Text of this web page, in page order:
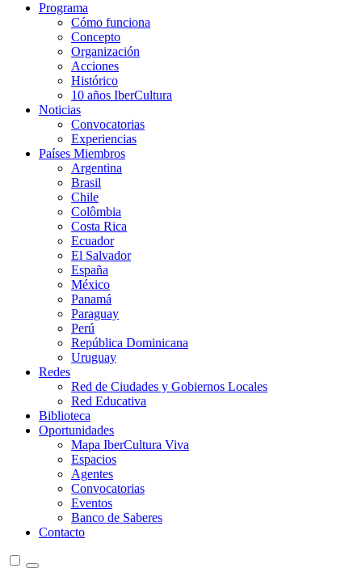
Programa
Cómo funciona
Concepto
Organización
Acciones
Histórico
10 años IberCultura
Noticias
Convocatorias
Experiencias
Países Miembros
Argentina
Brasil
Chile
Colômbia
Costa Rica
Ecuador
El Salvador
España
México
Panamá
Paraguay
Perú
República Dominicana
Uruguay
Redes
Red de Ciudades y Gobiernos Locales
Red Educativa
Biblioteca
Oportunidades
Mapa IberCultura Viva
Espacios
Agentes
Convocatorias
Eventos
Banco de Saberes
Contacto